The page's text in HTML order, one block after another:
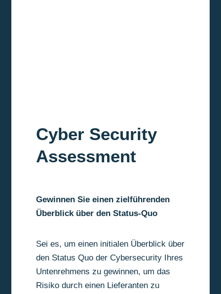
Cyber Security
Assessment
Gewinnen Sie einen zielführenden
Überblick über den Status-Quo
Sei es, um einen initialen Überblick über
den Status Quo der Cybersecurity Ihres
Untenrehmens zu gewinnen, um das
Risiko durch einen Lieferanten zu